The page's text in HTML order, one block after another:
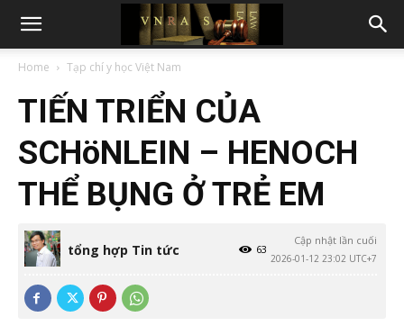
Home Tạp chí y học Việt Nam
TIẾN TRIỂN CỦA
SCHöNLEIN – HENOCH
THỂ BỤNG Ở TRẺ EM
tổng hợp Tin tức
Cập nhật lần cuối
2026-01-12 23:02 UTC+7
63